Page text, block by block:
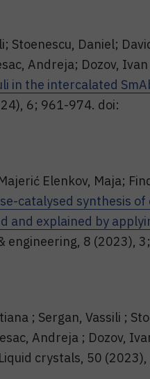
Stoenescu, Daniel;
Andreja; Dozov, Ivan
in the intercalated
6; 961-974. doi:
Elenkov, Maja;
catalysed synthesis
and explained by
engineering, 8 (2023),
; Sergan, Vassili ;
Andreja ; Dozov,
crystals, 50